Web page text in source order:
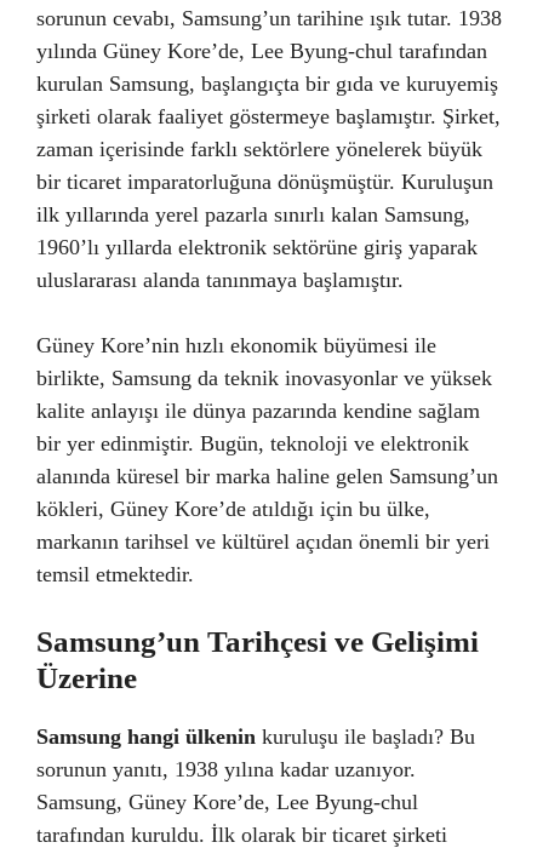
sorunun cevabı, Samsung’un tarihine ışık tutar. 1938
yılında Güney Kore’de, Lee Byung-chul tarafından
kurulan Samsung, başlangıçta bir gıda ve kuruyemiş
şirketi olarak faaliyet göstermeye başlamıştır. Şirket,
zaman içerisinde farklı sektörlere yönelerek büyük
bir ticaret imparatorluğuna dönüşmüştür. Kuruluşun
ilk yıllarında yerel pazarla sınırlı kalan Samsung,
1960’lı yıllarda elektronik sektörüne giriş yaparak
uluslararası alanda tanınmaya başlamıştır.
Güney Kore’nin hızlı ekonomik büyümesi ile
birlikte, Samsung da teknik inovasyonlar ve yüksek
kalite anlayışı ile dünya pazarında kendine sağlam
bir yer edinmiştir. Bugün, teknoloji ve elektronik
alanında küresel bir marka haline gelen Samsung’un
kökleri, Güney Kore’de atıldığı için bu ülke,
markanın tarihsel ve kültürel açıdan önemli bir yeri
temsil etmektedir.
Samsung’un Tarihçesi ve Gelişimi
Üzerine
Samsung hangi ülkenin kuruluşu ile başladı? Bu
sorunun yanıtı, 1938 yılına kadar uzanıyor.
Samsung, Güney Kore’de, Lee Byung-chul
tarafından kuruldu. İlk olarak bir ticaret şirketi